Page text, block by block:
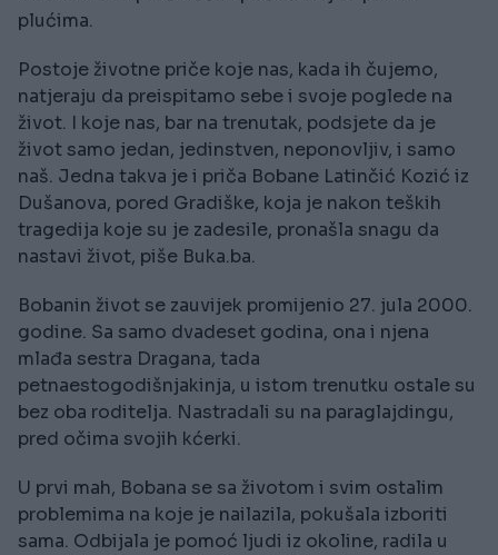
plućima.
Postoje životne priče koje nas, kada ih čujemo,
natjeraju da preispitamo sebe i svoje poglede na
život. I koje nas, bar na trenutak, podsjete da je
život samo jedan, jedinstven, neponovljiv, i samo
naš. Jedna takva je i priča Bobane Latinčić Kozić iz
Dušanova, pored Gradiške, koja je nakon teških
tragedija koje su je zadesile, pronašla snagu da
nastavi život, piše Buka.ba.
Bobanin život se zauvijek promijenio 27. jula 2000.
godine. Sa samo dvadeset godina, ona i njena
mlađa sestra Dragana, tada
petnaestogodišnjakinja, u istom trenutku ostale su
bez oba roditelja. Nastradali su na paraglajdingu,
pred očima svojih kćerki.
U prvi mah, Bobana se sa životom i svim ostalim
problemima na koje je nailazila, pokušala izboriti
sama. Odbijala je pomoć ljudi iz okoline, radila u